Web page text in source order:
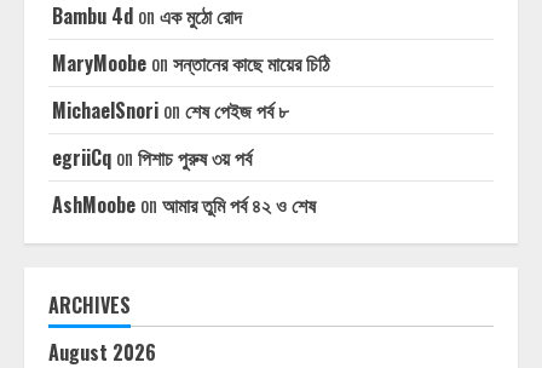
Bambu 4d on এক মুঠো রোদ
MaryMoobe on সন্তানের কাছে মায়ের চিঠি
MichaelSnori on শেষ পেইজ পর্ব ৮
egriiCq on পিশাচ পুরুষ ৩য় পর্ব
AshMoobe on আমার তুমি পর্ব ৪২ ও শেষ
ARCHIVES
August 2026